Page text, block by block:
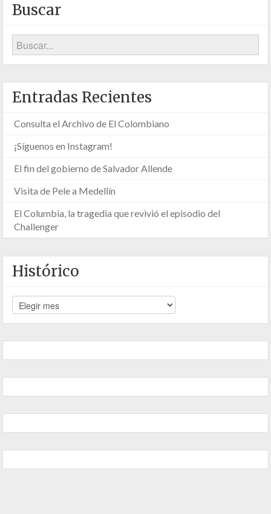
Buscar
Entradas Recientes
Consulta el Archivo de El Colombiano
¡Síguenos en Instagram!
El fin del gobierno de Salvador Allende
Visita de Pele a Medellín
El Columbia, la tragedia que revivió el episodio del
Challenger
Histórico